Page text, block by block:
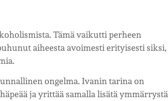
Tämä vaikutti perheen
aiheesta avoimesti erityisesti siksi,
ongelma. Ivanin tarina on
ja yrittää samalla lisätä ymmärrystä